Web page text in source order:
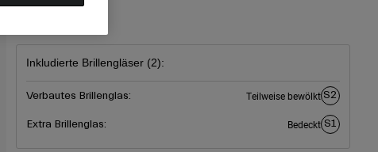
ausgewählt
Inkludierte Brillengläser (2):
Verbautes Brillenglas: Teilweise bewölkt S2
Extra Brillenglas: Bedeckt S1